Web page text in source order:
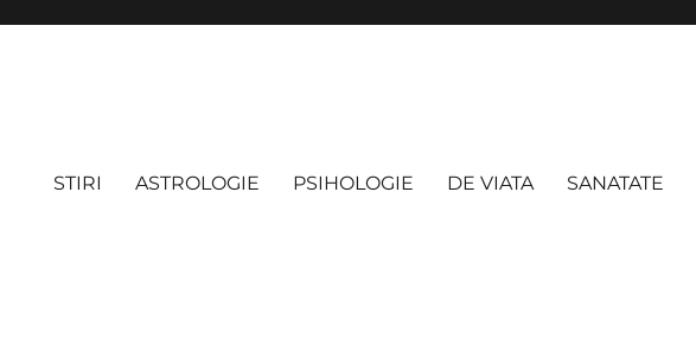
STIRI ASTROLOGIE PSIHOLOGIE DE VIATA SANATATE